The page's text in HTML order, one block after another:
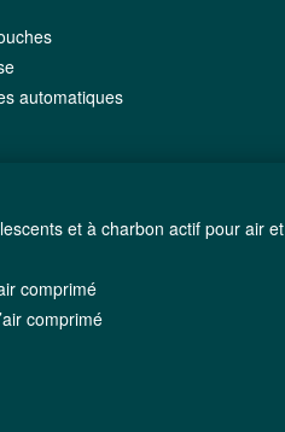
automatiques
et à charbon actif pour air et
comprimé
comprimé